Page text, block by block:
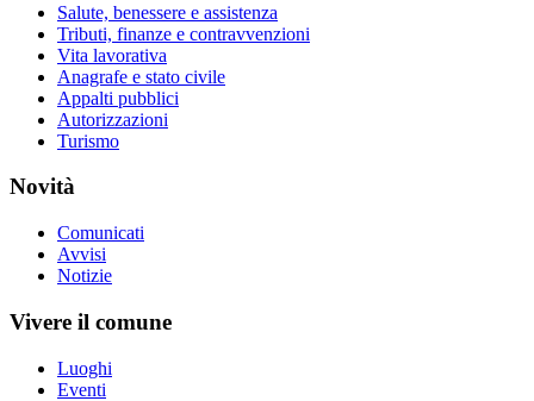
Salute, benessere e assistenza
Tributi, finanze e contravvenzioni
Vita lavorativa
Anagrafe e stato civile
Appalti pubblici
Autorizzazioni
Turismo
Novità
Comunicati
Avvisi
Notizie
Vivere il comune
Luoghi
Eventi